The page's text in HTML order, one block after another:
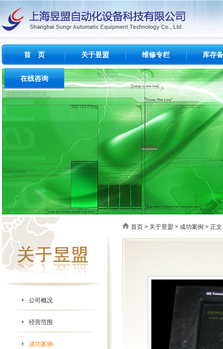
首 页 关于昱盟
公司概况
经营范围
成功案例
维修专栏
维修简介
维修范围
维修周期
测试设备
流程及收费标准
库存
西门子
FANUC
其他品
在线咨询
问题与反馈
公司概况
经营范围
成功案例
首页 > 关于昱盟 > 成功案例 > 正文